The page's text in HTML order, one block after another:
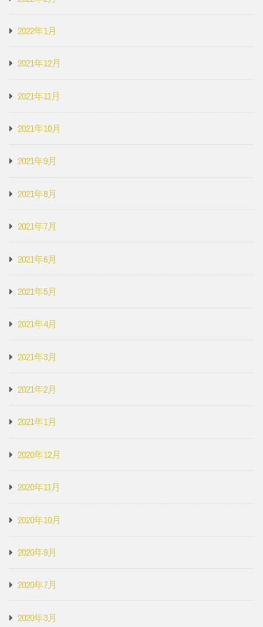
2022年1月
2021年12月
2021年11月
2021年10月
2021年9月
2021年8月
2021年7月
2021年6月
2021年5月
2021年4月
2021年3月
2021年2月
2021年1月
2020年12月
2020年11月
2020年10月
2020年9月
2020年7月
2020年3月